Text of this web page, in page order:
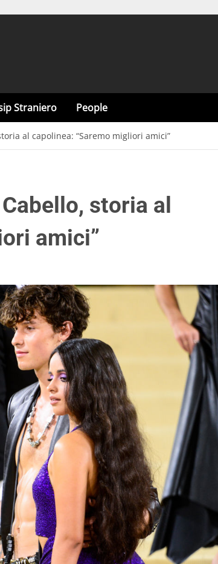
Straniero People
al capolinea: “Saremo migliori amici”
storia al
amici”